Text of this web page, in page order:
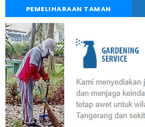
PEMELIHARAAN TAMAN